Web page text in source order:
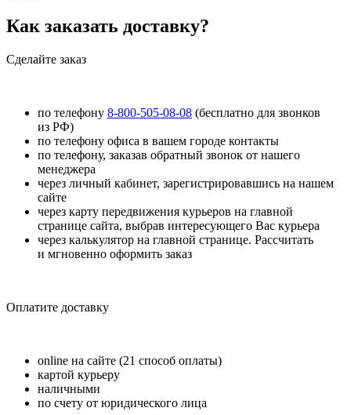
Как заказать доставку?
Сделайте заказ
по телефону 8-800-505-08-08 (бесплатно для звонков
из РФ)
по телефону офиса в вашем городе контакты
по телефону, заказав обратный звонок от нашего
менеджера
через личный кабинет, зарегистрировавшись на нашем
сайте
через карту передвижения курьеров на главной
странице сайта, выбрав интересующего Вас курьера
через калькулятор на главной странице. Рассчитать
и мгновенно оформить заказ
Оплатите доставку
online на сайте (21 способ оплаты)
картой курьеру
наличными
по счету от юридического лица